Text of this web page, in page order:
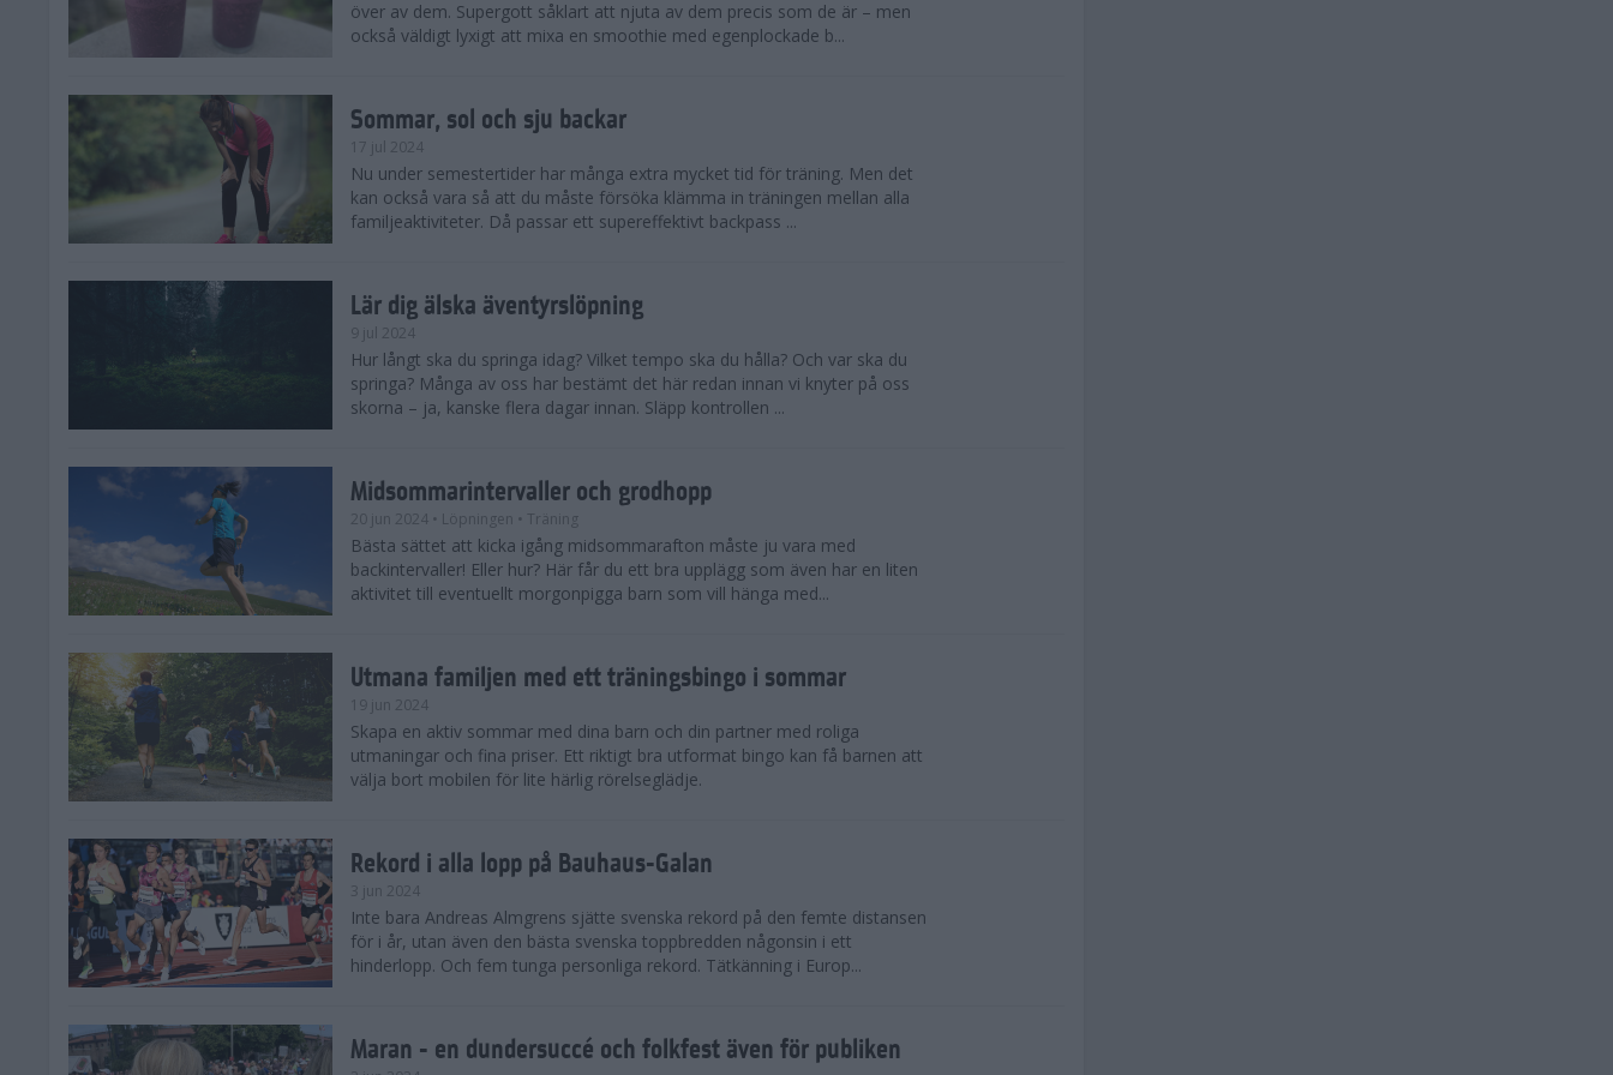
över av dem. Supergott såklart att njuta av dem precis som de är – men
också väldigt lyxigt att mixa en smoothie med egenplockade b...
Sommar, sol och sju backar
17 jul 2024
Nu under semestertider har många extra mycket tid för träning. Men det
kan också vara så att du måste försöka klämma in träningen mellan alla
familjeaktiviteter. Då passar ett supereffektivt backpass ...
Lär dig älska äventyrslöpning
9 jul 2024
Hur långt ska du springa idag? Vilket tempo ska du hålla? Och var ska du
springa? Många av oss har bestämt det här redan innan vi knyter på oss
skorna – ja, kanske flera dagar innan. Släpp kontrollen ...
Midsommarintervaller och grodhopp
20 jun 2024 • Löpningen • Träning
Bästa sättet att kicka igång midsommarafton måste ju vara med
backintervaller! Eller hur? Här får du ett bra upplägg som även har en liten
aktivitet till eventuellt morgonpigga barn som vill hänga med...
Utmana familjen med ett träningsbingo i sommar
19 jun 2024
Skapa en aktiv sommar med dina barn och din partner med roliga
utmaningar och fina priser. Ett riktigt bra utformat bingo kan få barnen att
välja bort mobilen för lite härlig rörelseglädje.
Rekord i alla lopp på Bauhaus-Galan
3 jun 2024
Inte bara Andreas Almgrens sjätte svenska rekord på den femte distansen
för i år, utan även den bästa svenska toppbredden någonsin i ett
hinderlopp. Och fem tunga personliga rekord. Tätkänning i Europ...
Maran - en dundersuccé och folkfest även för publiken